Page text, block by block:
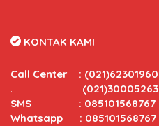
KONTAK KAMI
Call Center : (021)62301960
. (021)30005263
SMS : 085101568767
Whatsapp : 085101568767